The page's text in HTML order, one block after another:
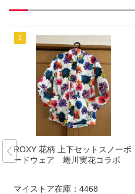
ROXY 花柄 上下セットスノーボ
ードウェア 蜷川実花コラボ
マイストア在庫： 4468